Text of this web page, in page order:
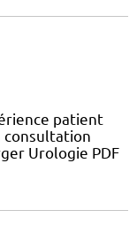
patient
consultation
Urologie PDF